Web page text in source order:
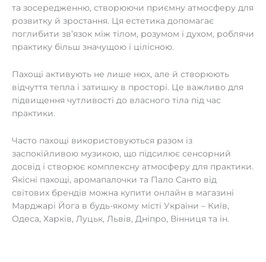
та зосередженню, створюючи приємну атмосферу для
розвитку й зростання. Ця естетика допомагає
поглибити зв’язок між тілом, розумом і духом, роблячи
практику більш значущою і цілісною.
Пахощі активують не лише нюх, але й створюють
відчуття тепла і затишку в просторі. Це важливо для
підвищення чутливості до власного тіла під час
практики.
Часто пахощі використовуються разом із
заспокійливою музикою, що підсилює сенсорний
досвід і створює комплексну атмосферу для практики.
Якісні пахощі, аромапалочки та Пало Санто від
світових брендів можна купити онлайн в магазині
Марджарі Йога в будь-якому місті України – Київ,
Одеса, Харків, Луцьк, Львів, Дніпро, Вінниця та ін.